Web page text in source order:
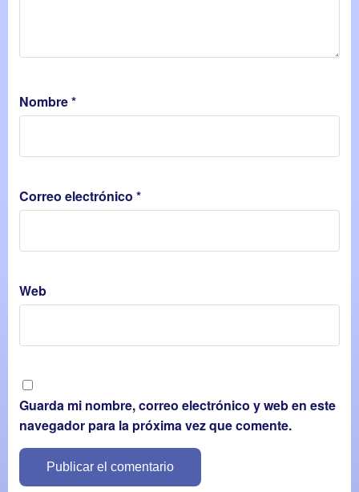
Nombre*
Correo electrónico *
Web
Guarda mi nombre, correo electrónico y web en este
navegador para la próxima vez que comente.